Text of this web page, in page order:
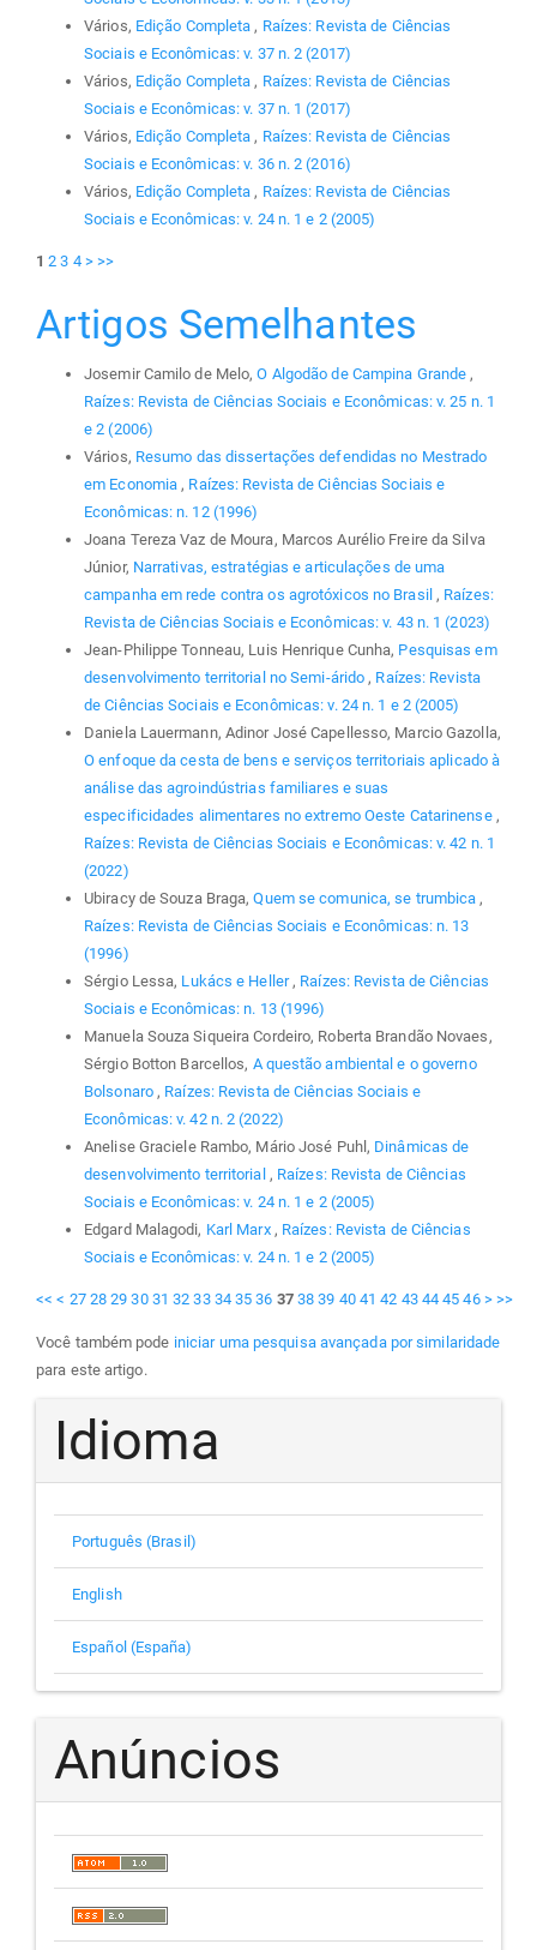
Vários, Edição Completa, Raízes: Revista de Ciências
Sociais e Econômicas: v. 37 n. 2 (2017)
Vários, Edição Completa, Raízes: Revista de Ciências
Sociais e Econômicas: v. 37 n. 1 (2017)
Vários, Edição Completa, Raízes: Revista de Ciências
Sociais e Econômicas: v. 36 n. 2 (2016)
Vários, Edição Completa, Raízes: Revista de Ciências
Sociais e Econômicas: v. 24 n. 1 e 2 (2005)
1 2 3 4 > >>
Artigos Semelhantes
Josemir Camilo de Melo,O Algodão de Campina Grande,
Raízes: Revista de Ciências Sociais e Econômicas: v. 25 n. 1
e 2 (2006)
Vários, Resumo das dissertações defendidas no Mestrado
em Economia, Raízes: Revista de Ciências Sociais e
Econômicas: n. 12 (1996)
Joana Tereza Vaz de Moura, Marcos Aurélio Freire da Silva
Júnior, Narrativas, estratégias e articulações de uma
campanha em rede contra os agrotóxicos no Brasil , Raízes:
Revista de Ciências Sociais e Econômicas: v. 43 n. 1 (2023)
Jean-Philippe Tonneau, Luis Henrique Cunha, Pesquisas em
desenvolvimento territorial no Semi-árido, Raízes: Revista
de Ciências Sociais e Econômicas: v. 24 n. 1 e 2 (2005)
Daniela Lauermann, Adinor José Capellesso, Marcio Gazolla,
O enfoque da cesta de bens e serviços territoriais aplicado à
análise das agroindústrias familiares e suas
especificidades alimentares no extremo Oeste Catarinense ,
Raízes: Revista de Ciências Sociais e Econômicas: v. 42 n. 1
(2022)
Ubiracy de Souza Braga,Quem se comunica, se trumbica,
Raízes: Revista de Ciências Sociais e Econômicas: n. 13
(1996)
Sérgio Lessa, Lukács e Heller, Raízes: Revista de Ciências
Sociais e Econômicas: n. 13 (1996)
Manuela Souza Siqueira Cordeiro, Roberta Brandão Novaes,
Sérgio Botton Barcellos, A questão ambiental e o governo
Bolsonaro , Raízes: Revista de Ciências Sociais e
Econômicas: v. 42 n. 2 (2022)
Anelise Graciele Rambo, Mário José Puhl, Dinâmicas de
desenvolvimento territorial , Raízes: Revista de Ciências
Sociais e Econômicas: v. 24 n. 1 e 2 (2005)
Edgard Malagodi, Karl Marx , Raízes: Revista de Ciências
Sociais e Econômicas: v. 24 n. 1 e 2 (2005)
<< < 27 28 29 30 31 32 33 34 35 36 37 38 39 40 41 42 43 44 45 46 > >>
Você também pode iniciar uma pesquisa avançada por similaridade
para este artigo.
Idioma
Português (Brasil)
English
Español (España)
Anúncios